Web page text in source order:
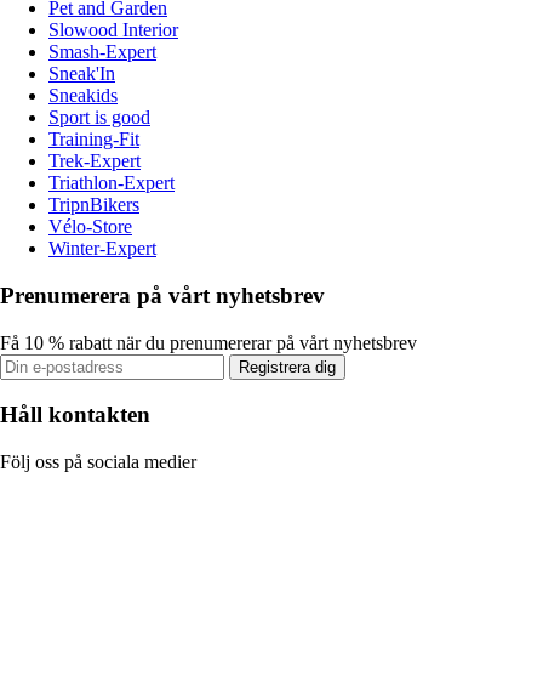
Pet and Garden
Slowood Interior
Smash-Expert
Sneak'In
Sneakids
Sport is good
Training-Fit
Trek-Expert
Triathlon-Expert
TripnBikers
Vélo-Store
Winter-Expert
Prenumerera på vårt nyhetsbrev
Få 10 % rabatt när du prenumererar på vårt nyhetsbrev
Registrera dig
Håll kontakten
Följ oss på sociala medier